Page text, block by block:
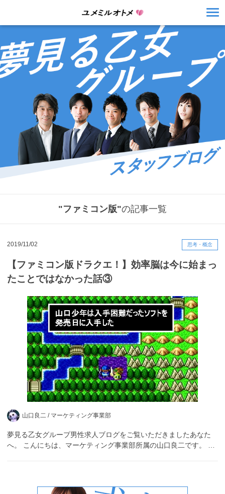
"ファミコン版"の記事一覧
2019/11/02 思考・概念
【ファミコン版ドラクエ！】効率脳は今に始まっ
たことではなかった話③
山口良二 / マーケティング事業部
夢見る乙女グループ男性求人ブログをご覧いただきましたあなた
へ。 こんにちは、マーケティング事業部所属の山口良二です。 …